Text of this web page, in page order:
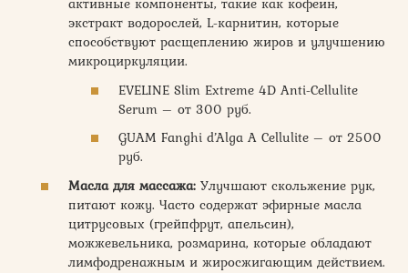
экстракт водорослей, L-карнитин, которые
способствуют расщеплению жиров и улучшению
микроциркуляции.
EVELINE Slim Extreme 4D Anti-Cellulite
Serum – от 300 руб.
GUAM Fanghi d’Alga A Cellulite – от 2500
руб.
Масла для массажа: Улучшают скольжение рук,
питают кожу. Часто содержат эфирные масла
цитрусовых (грейпфрут, апельсин),
можжевельника, розмарина, которые обладают
лимфодренажным и жиросжигающим действием.